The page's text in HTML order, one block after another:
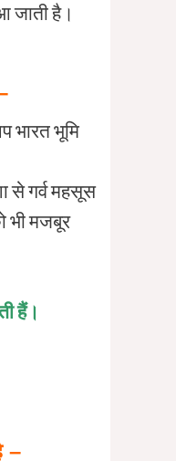
जाती है।
भारत भूमि
से गर्व महसूस
भी मजबूर
हैं।
–